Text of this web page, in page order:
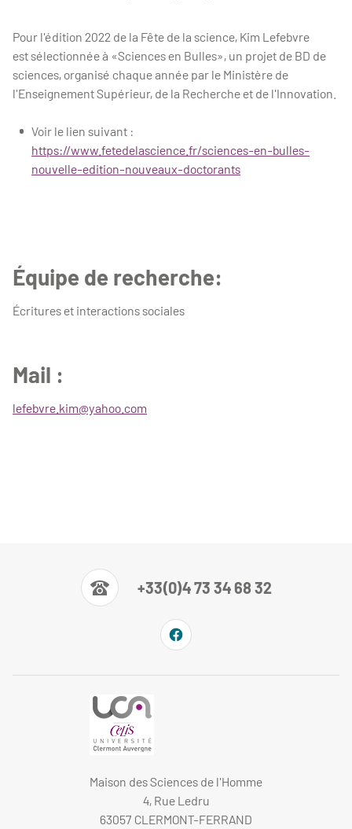
Pour l'édition 2022 de la Fête de la science, Kim Lefebvre
est sélectionnée à «Sciences en Bulles», un projet de BD de
sciences, organisé chaque année par le Ministère de
l'Enseignement Supérieur, de la Recherche et de l'Innovation.
Voir le lien suivant :
https://www.fetedelascience.fr/sciences-en-bulles-
nouvelle-edition-nouveaux-doctorants
Équipe de recherche:
Écritures et interactions sociales
Mail :
lefebvre.kim@yahoo.com
+33(0)4 73 34 68 32
Maison des Sciences de l'Homme
4, Rue Ledru
63057 CLERMONT-FERRAND